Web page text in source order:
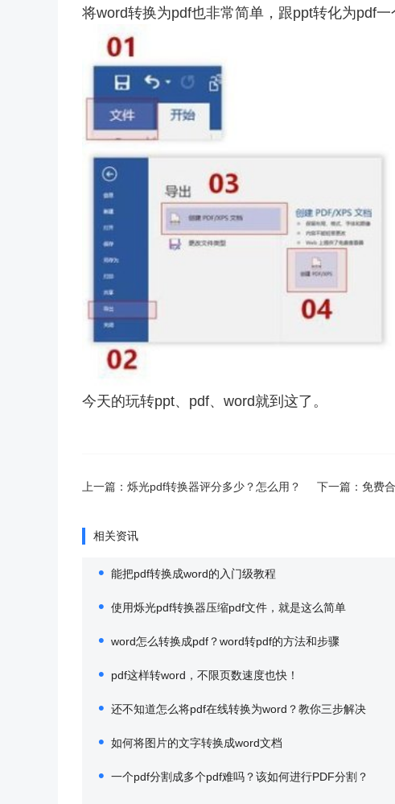
将word转换为pdf也非常简单，跟ppt转化为pdf
今天的玩转ppt、pdf、word就到这了。
上一篇： 烁光pdf转换器评分多少？怎么用？ 下一篇： 免费
相关资讯
能把pdf转换成word的入门级教程
使用烁光pdf转换器压缩pdf文件，就是这么简单
word怎么转换成pdf？word转pdf的方法和步骤
pdf这样转word，不限页数速度也快！
还不知道怎么将pdf在线转换为word？教你三步解决
如何将图片的文字转换成word文档
一个pdf分割成多个pdf难吗？该如何进行PDF分割？